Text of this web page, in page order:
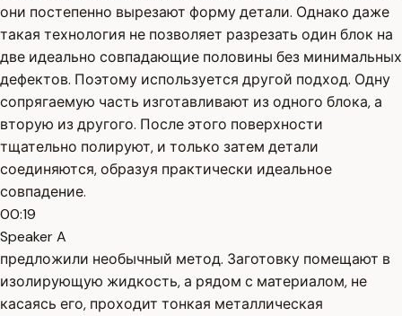
они постепенно вырезают форму детали. Однако даже
такая технология не позволяет разрезать один блок на
две идеально совпадающие половины без минимальных
дефектов. Поэтому используется другой подход. Одну
сопрягаемую часть изготавливают из одного блока, а
вторую из другого. После этого поверхности
тщательно полируют, и только затем детали
соединяются, образуя практически идеальное
совпадение.
00:19
Speaker A
предложили необычный метод. Заготовку помещают в
изолирующую жидкость, а рядом с материалом, не
касаясь его, проходит тонкая металлическая